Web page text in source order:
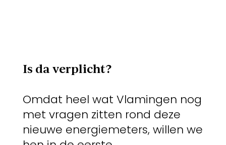
Is da verplicht?
Omdat heel wat Vlamingen nog
met vragen zitten rond deze
nieuwe energiemeters, willen we